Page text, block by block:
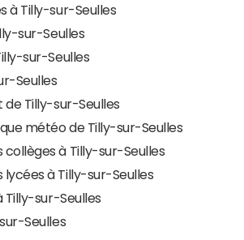
à Tilly-sur-Seulles
sur-Seulles
sur-Seulles
Seulles
Tilly-sur-Seulles
météo de Tilly-sur-Seulles
collèges à Tilly-sur-Seulles
lycées à Tilly-sur-Seulles
Tilly-sur-Seulles
Seulles